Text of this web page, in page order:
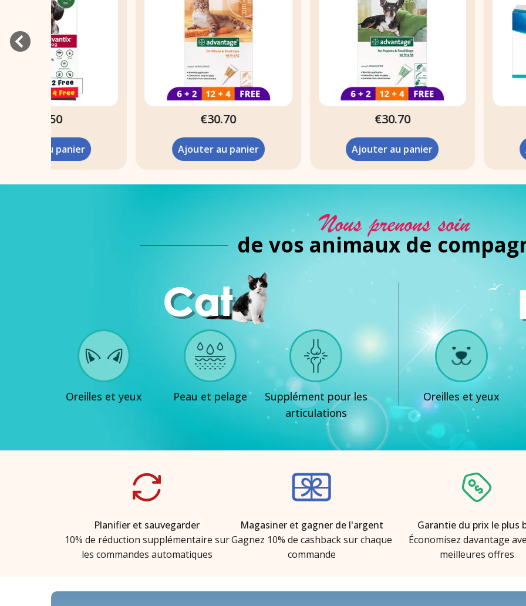
Ajouter au panier Ajouter au panier Ajouter au panier
Nous prenons soin
de vos animaux de
Oreilles et yeux Peau et pelage
Supplément pour les
articulations
Oreilles et yeux
Planifier et sauvegarder
10% de réduction supplémentaire sur
les commandes automatiques
Magasiner et gagner de l'argent
Gagnez 10% de cashback sur chaque
commande
Garantie du prix le plus
Économisez davantage
meilleures offres